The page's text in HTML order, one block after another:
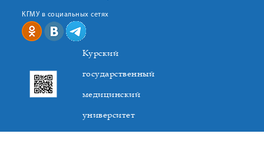
КГМУ в социальных сетях
Курский
государственный
медицинский
университет